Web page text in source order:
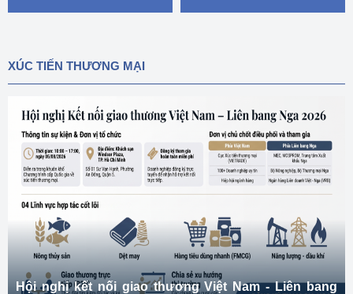
XÚC TIẾN THƯƠNG MẠI
Hội nghị kết nối giao thương Việt Nam - Liên bang